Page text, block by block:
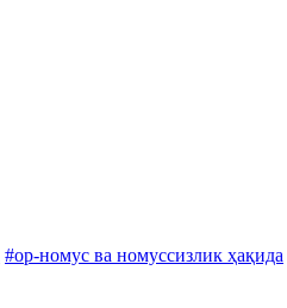
#ор-номус ва номуссизлик ҳақида